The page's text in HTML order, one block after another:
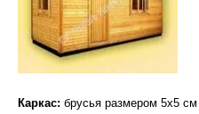
Каркас: брусья размером 5х5 см